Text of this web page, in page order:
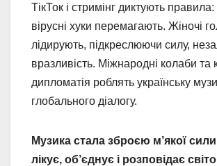
ТікТок і стримінг диктують правила:
вірусні хуки перемагають. Жіночі
лідирують, підкреслюючи силу,
вразливість. Міжнародні колаби та
дипломатія роблять українську
глобального діалогу.
Музика стала зброєю м’якої
лікує, об’єднує і розповідає